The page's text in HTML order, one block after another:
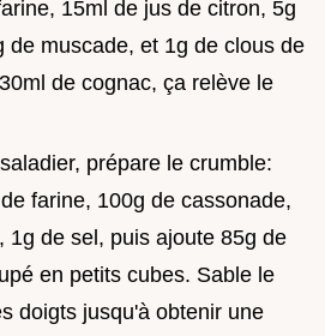
15ml de jus de citron, 5g
de muscade, et 1g de clous de
de cognac, ça relève le
prépare le crumble:
farine, 100g de cassonade,
1g de sel, puis ajoute 85g de
en petits cubes. Sable le
doigts jusqu'à obtenir une